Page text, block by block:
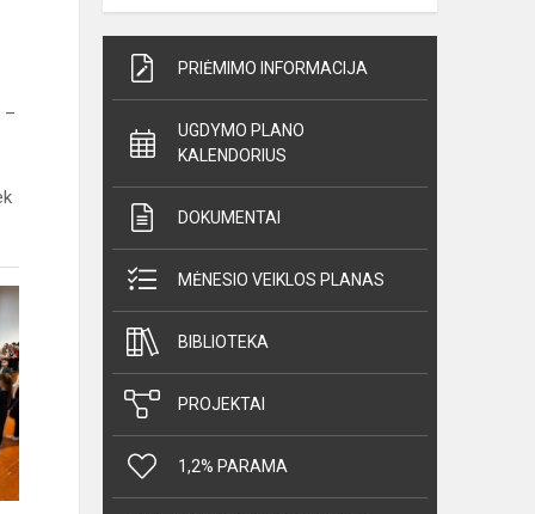
–
PRIĖMIMO INFORMACIJA
UGDYMO PLANO
KALENDORIUS
DOKUMENTAI
MĖNESIO VEIKLOS PLANAS
BIBLIOTEKA
PROJEKTAI
1,2% PARAMA